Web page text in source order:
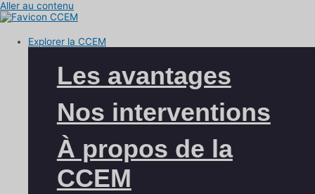
Aller au contenu
Explorer la CCEM
Les avantages
Nos interventions
À propos de la
CCEM